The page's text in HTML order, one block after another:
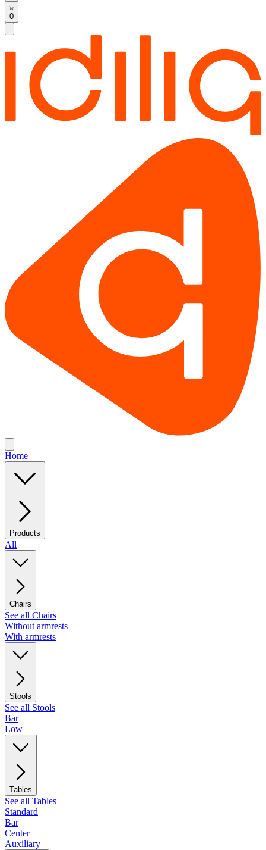
0
Home
Products
All
Chairs
See all Chairs
Without armrests
With armrests
Stools
See all Stools
Bar
Low
Tables
See all Tables
Standard
Bar
Center
Auxiliary